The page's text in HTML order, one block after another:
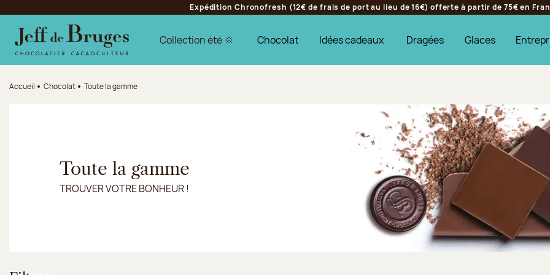
Aller au contenu principal
Aller au pied de page
Expédition Chronofresh (12€ de frais de port au lieu de 16€) offerte à partir de 75€ en
Collection été 🌞 Chocolat Idées cadeaux Dragées Glaces
Accueil Chocolat Toute la gamme
Toute la gamme
TROUVER VOTRE BONHEUR !